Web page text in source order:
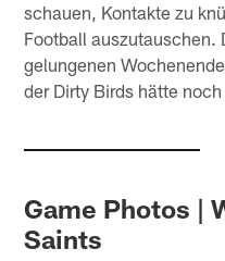
schauen, Kontakte zu
Football auszutauschen.
gelungenen
der Dirty Birds hätte
Game Photos |
Saints